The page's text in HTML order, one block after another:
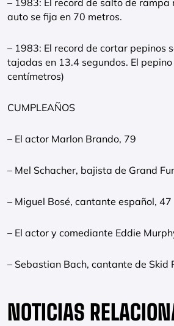
– 1983: El record de salto de rampa
auto se fija en 70 metros.
– 1983: El record de cortar pepinos
tajadas en 13.4 segundos. El
centímetros)
CUMPLEAÑOS
– El actor Marlon Brando, 79
– Mel Schacher, bajista de Grand
– Miguel Bosé, cantante español, 47
– El actor y comediante Eddie
– Sebastian Bach, cantante de Skid
NOTICIAS